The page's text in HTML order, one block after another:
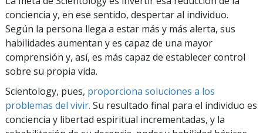
conciencia y, en ese sentido, despertar al individuo.
Según la persona llega a estar más y más alerta, sus
habilidades aumentan y es capaz de una mayor
comprensión y, así, es más capaz de establecer control
sobre su propia vida.
Scientology, pues, proporciona soluciones a los
problemas del vivir. Su resultado final para el individuo es
conciencia y libertad espiritual incrementadas, y la